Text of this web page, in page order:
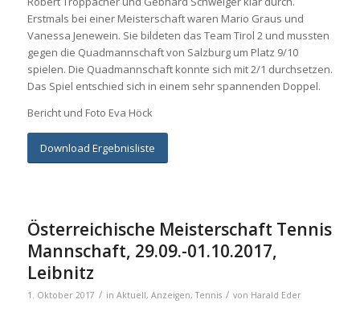
Erstmals bei einer Meisterschaft waren Mario Graus und
Vanessa Jenewein. Sie bildeten das Team Tirol 2 und mussten
gegen die Quadmannschaft von Salzburg um Platz 9/10
spielen. Die Quadmannschaft konnte sich mit 2/1 durchsetzen.
Das Spiel entschied sich in einem sehr spannenden Doppel.
Bericht und Foto Eva Höck
Download Ergebnisliste
Österreichische Meisterschaft Tennis
Mannschaft, 29.09.-01.10.2017,
Leibnitz
1. Oktober 2017 / in Aktuell, Anzeigen,Tennis / von Harald Eder